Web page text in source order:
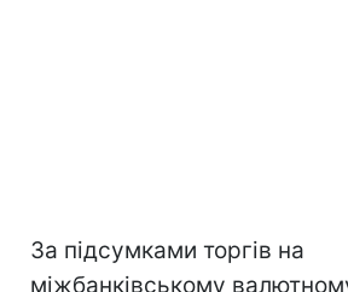
За підсумками торгів на
міжбанківському